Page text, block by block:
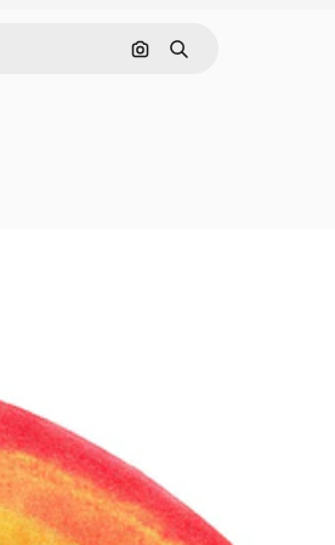
Cerca per immagine
Ricerca